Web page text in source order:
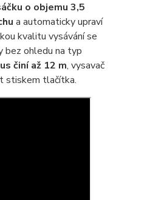
o objemu 3,5
a automaticky upraví
kvalitu vysávání se
bez ohledu na typ
činí až 12 m, vysavač
stiskem tlačítka.